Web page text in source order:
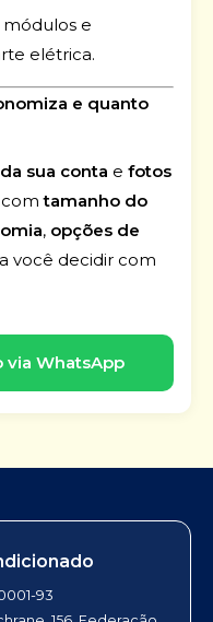
módulos e
elétrica.
e quanto
sua conta e fotos
comtamanho do
, opções de
você decidir com
via WhatsApp
93